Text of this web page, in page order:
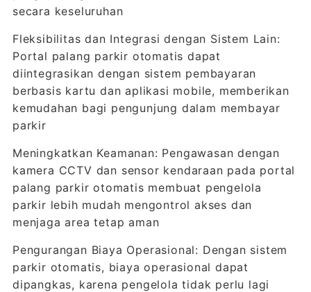
secara keseluruhan
Fleksibilitas dan Integrasi dengan Sistem Lain:
Portal palang parkir otomatis dapat
diintegrasikan dengan sistem pembayaran
berbasis kartu dan aplikasi mobile, memberikan
kemudahan bagi pengunjung dalam membayar
parkir
Meningkatkan Keamanan: Pengawasan dengan
kamera CCTV dan sensor kendaraan pada portal
palang parkir otomatis membuat pengelola
parkir lebih mudah mengontrol akses dan
menjaga area tetap aman
Pengurangan Biaya Operasional: Dengan sistem
parkir otomatis, biaya operasional dapat
dipangkas, karena pengelola tidak perlu lagi